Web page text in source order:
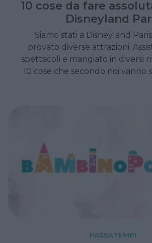
10 cose da fare
Disneyland
Siamo stati a Disneyland
provato diverse attrazioni.
spettacoli e mangiato in diversi
10 cose che secondo noi vanno
PASSATEMPI